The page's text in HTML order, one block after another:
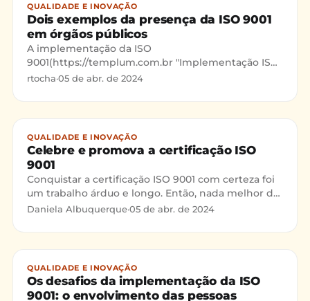
QUALIDADE E INOVAÇÃO
Dois exemplos da presença da ISO 9001
em órgãos públicos
A implementação da ISO
9001(https://templum.com.br "Implementação ISO
9001") não está restrita a um único tipo de
rtocha·05 de abr. de 2024
QUALIDADE E INOVAÇÃO
Celebre e promova a certificação ISO
9001
Conquistar a certificação ISO 9001 com certeza foi
um trabalho árduo e longo. Então, nada melhor do
que promovê-la entre seus clientes, fornecedores
Daniela Albuquerque·05 de abr. de 2024
QUALIDADE E INOVAÇÃO
Os desafios da implementação da ISO
9001: o envolvimento das pessoas